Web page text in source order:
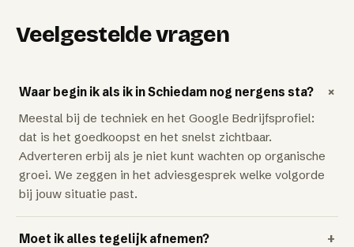
Veelgestelde vragen
Waar begin ik als ik in Schiedam nog nergens sta? +
Meestal bij de techniek en het Google Bedrijfsprofiel:
dat is het goedkoopst en het snelst zichtbaar.
Adverteren erbij als je niet kunt wachten op organische
groei. We zeggen in het adviesgesprek welke volgorde
bij jouw situatie past.
Moet ik alles tegelijk afnemen? +